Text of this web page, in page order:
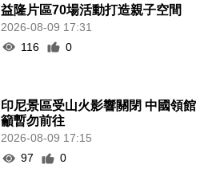
益隆片區70場活動打造親子空間
2026-08-09 17:31
116
0
印尼景區受山火影響關閉 中國領館
籲暫勿前往
2026-08-09 17:15
97
0